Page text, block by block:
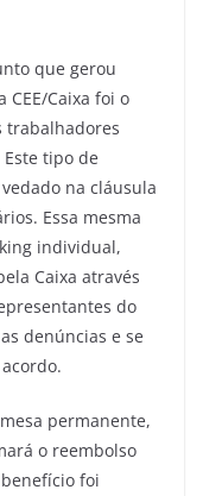
que gerou
Caixa foi o
trabalhadores
tipo de
na cláusula
Essa mesma
individual,
Caixa através
do
denúncias e se
permanente,
o reembolso
foi